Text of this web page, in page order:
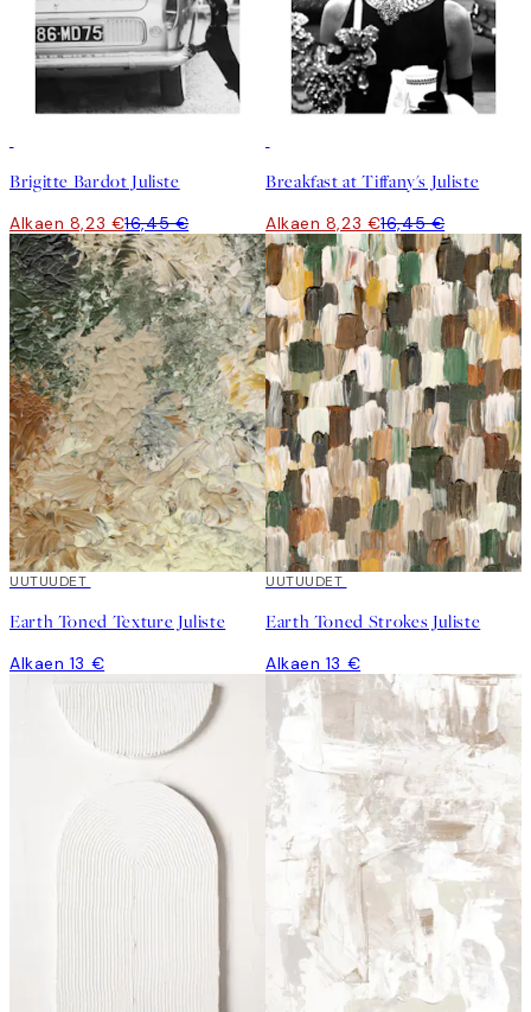
Brigitte Bardot Juliste
Alkaen 8,23 €16,45 €
Breakfast at Tiffany's Juliste
Alkaen 8,23 €16,45 €
UUTUUDET
Earth Toned Texture Juliste
Alkaen 13 €
UUTUUDET
Earth Toned Strokes Juliste
Alkaen 13 €